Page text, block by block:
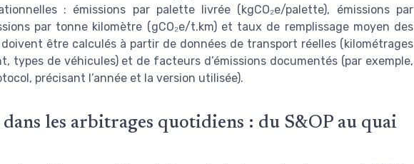
: émissions par palette livrée (kgCO₂e/palette), émissions par
par tonne kilomètre (gCO₂e/t.km) et taux de remplissage moyen des
être calculés à partir de données de transport réelles (kilométrages
types de véhicules) et de facteurs d’émissions documentés (par exemple,
précisant l’année et la version utilisée).
les arbitrages quotidiens : du S&OP au quai